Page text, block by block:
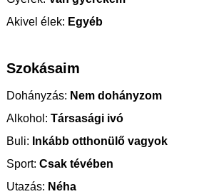
Akivel élek: Egyéb
Szokásaim
Dohányzás: Nem dohányzom
Alkohol: Társasági ivó
Buli: Inkább otthonülő vagyok
Sport: Csak tévében
Utazás: Néha